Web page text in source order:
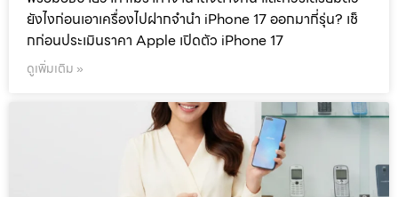
ยังไงก่อนเอาเครื่องไปฝากจำนำ iPhone 17 ออกมากี่รุ่น? เช็
กก่อนประเมินราคา Apple เปิดตัว iPhone 17
ดูเพิ่มเติม »